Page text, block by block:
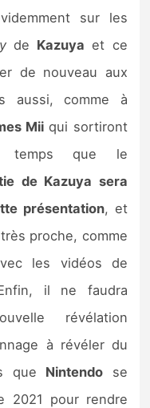
sur les
de Kazuya et ce
de nouveau aux
aussi, comme à
Mii qui sortiront
temps que le
de Kazuya sera
présentation, et
proche, comme
les vidéos de
il ne faudra
révélation
à révéler du
que Nintendo se
2021 pour rendre